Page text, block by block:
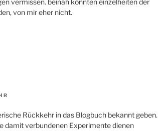
vermissen. beinah könnten einzelheiten der
von mir eher nicht.
Rückkehr in das Blogbuch bekannt geben.
damit verbundenen Experimente dienen